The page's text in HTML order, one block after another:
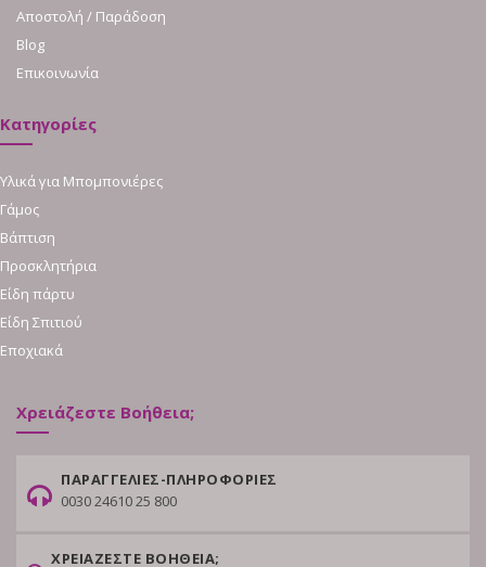
Αποστολή / Παράδοση
Blog
Επικοινωνία
Κατηγορίες
Υλικά για Μπομπονιέρες
Γάμος
Βάπτιση
Προσκλητήρια
Είδη πάρτυ
Είδη Σπιτιού
Εποχιακά
Χρειάζεστε Βοήθεια;
ΠΑΡΑΓΓΕΛΙΕΣ-ΠΛΗΡΟΦΟΡΙΕΣ
0030 24610 25 800
ΧΡΕΙΑΖΕΣΤΕ ΒΟΗΘΕΙΑ;